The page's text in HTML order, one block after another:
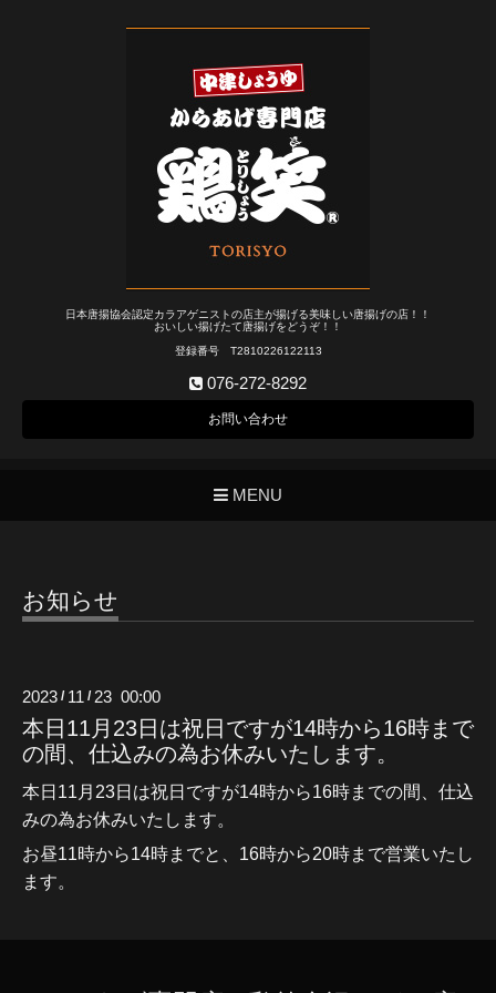
日本唐揚協会認定カラアゲニストの店主が揚げる美味しい唐揚げの店！！
おいしい揚げたて唐揚げをどうぞ！！
登録番号 T2810226122113
076-272-8292
お問い合わせ
MENU
お知らせ
2023 / 11 / 23 00:00
本日11月23日は祝日ですが14時から16時まで
の間、仕込みの為お休みいたします。
本日11月23日は祝日ですが14時から16時までの間、仕込
みの為お休みいたします。
お昼11時から14時までと、16時から20時まで営業いたし
ます。